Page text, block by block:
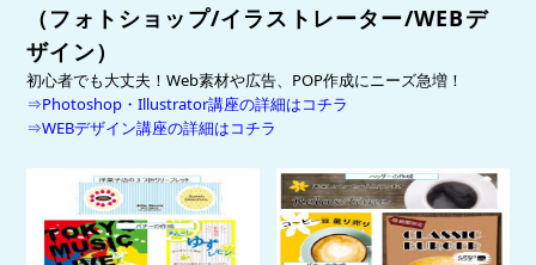
（フォトショップ/イラストレーター/WEBデ
ザイン）
初心者でも大丈夫！Web素材や広告、POP作成にニーズ急増！
⇒Photoshop・Illustrator講座の詳細はコチラ
⇒WEBデザイン講座の詳細はコチラ